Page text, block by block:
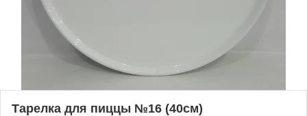
Тарелка для пиццы №16 (40см)